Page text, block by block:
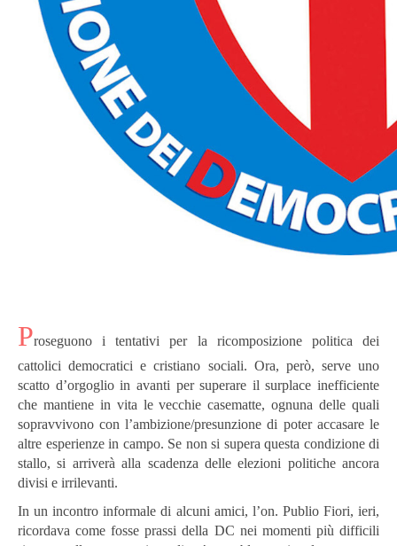
Proseguono i tentativi per la ricomposizione politica dei
cattolici democratici e cristiano sociali. Ora, però, serve uno
scatto d’orgoglio in avanti per superare il surplace inefficiente
che mantiene in vita le vecchie casematte, ognuna delle quali
sopravvivono con l’ambizione/presunzione di poter accasare le
altre esperienze in campo. Se non si supera questa condizione di
stallo, si arriverà alla scadenza delle elezioni politiche ancora
divisi e irrilevanti.
In un incontro informale di alcuni amici, l’on. Publio Fiori, ieri,
ricordava come fosse prassi della DC nei momenti più difficili